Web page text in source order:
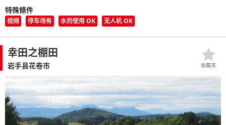
特殊條件
视频 停车场有 水的使用 OK 无人机 OK
幸田之棚田
岩手县花卷市 收藏夹